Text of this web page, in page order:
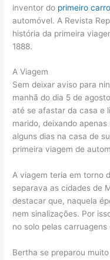
inventor do primeiro carro
automóvel. A Revista
história da primeira
1888.
A Viagem
Sem deixar aviso para
manhã do dia 5 de
até se afastar da casa e
marido, deixando
alguns dias na casa de
primeira viagem de
A viagem teria em torno
separava as cidades de
destacar que, naquela
nem sinalizações. Por
no solo pelas
Bertha se preparou